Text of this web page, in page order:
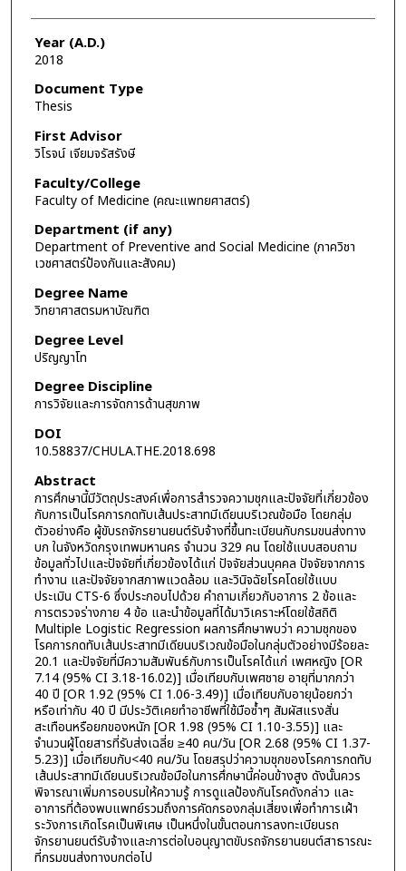
Year (A.D.)
2018
Document Type
Thesis
First Advisor
วิโรจน์ เจียมจรัสรังษี
Faculty/College
Faculty of Medicine (คณะแพทยศาสตร์)
Department (if any)
Department of Preventive and Social Medicine (ภาควิชา
เวชศาสตร์ป้องกันและสังคม)
Degree Name
วิทยาศาสตรมหาบัณฑิต
Degree Level
ปริญญาโท
Degree Discipline
การวิจัยและการจัดการด้านสุขภาพ
DOI
10.58837/CHULA.THE.2018.698
Abstract
การศึกษานี้มีวัตถุประสงค์เพื่อการสำรวจความชุกและปัจจัยที่เกี่ยวข้อง
กับการเป็นโรคการกดทับเส้นประสาทมีเดียนบริเวณข้อมือ โดยกลุ่ม
ตัวอย่างคือ ผู้ขับรถจักรยานยนต์รับจ้างที่ขึ้นทะเบียนกับกรมขนส่งทาง
บก ในจังหวัดกรุงเทพมหานคร จำนวน 329 คน โดยใช้แบบสอบถาม
ข้อมูลทั่วไปและปัจจัยที่เกี่ยวข้องได้แก่ ปัจจัยส่วนบุคคล ปัจจัยจากการ
ทำงาน และปัจจัยจากสภาพแวดล้อม และวินิจฉัยโรคโดยใช้แบบ
ประเมิน CTS-6 ซึ่งประกอบไปด้วย คำถามเกี่ยวกับอาการ 2 ข้อและ
การตรวจร่างกาย 4 ข้อ และนำข้อมูลที่ได้มาวิเคราะห์โดยใช้สถิติ
Multiple Logistic Regression ผลการศึกษาพบว่า ความชุกของ
โรคการกดทับเส้นประสาทมีเดียนบริเวณข้อมือในกลุ่มตัวอย่างมีร้อยละ
20.1 และปัจจัยที่มีความสัมพันธ์กับการเป็นโรคได้แก่ เพศหญิง [OR
7.14 (95% CI 3.18-16.02)] เมื่อเทียบกับเพศชาย อายุที่มากกว่า
40 ปี [OR 1.92 (95% CI 1.06-3.49)] เมื่อเทียบกับอายุน้อยกว่า
หรือเท่ากับ 40 ปี มีประวัติเคยทำอาชีพที่ใช้มือซ้ำๆ สัมผัสแรงสั่น
สะเทือนหรือยกของหนัก [OR 1.98 (95% CI 1.10-3.55)] และ
จำนวนผู้โดยสารที่รับส่งเฉลี่ย ≥40 คน/วัน [OR 2.68 (95% CI 1.37-
5.23)] เมื่อเทียบกับ<40 คน/วัน โดยสรุปว่าความชุกของโรคการกดทับ
เส้นประสาทมีเดียนบริเวณข้อมือในการศึกษานี้ค่อนข้างสูง ดังนั้นควร
พิจารณาเพิ่มการอบรมให้ความรู้ การดูแลป้องกันโรคดังกล่าว และ
อาการที่ต้องพบแพทย์รวมถึงการคัดกรองกลุ่มเสี่ยงเพื่อทำการเฝ้า
ระวังการเกิดโรคเป็นพิเศษ เป็นหนึ่งในขั้นตอนการลงทะเบียนรถ
จักรยานยนต์รับจ้างและการต่อใบอนุญาตขับรถจักรยานยนต์สาธารณะ
ที่กรมขนส่งทางบกต่อไป